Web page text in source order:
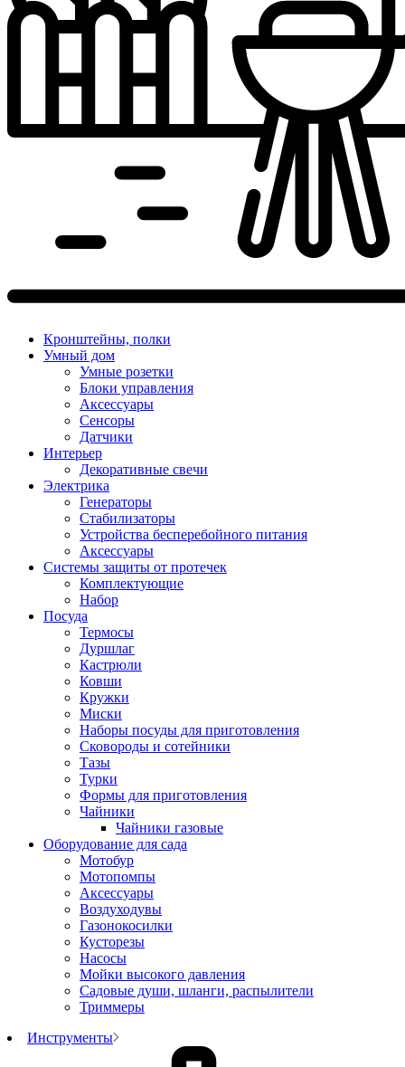
Кронштейны, полки
Умный дом
Умные розетки
Блоки управления
Аксессуары
Сенсоры
Датчики
Интерьер
Декоративные свечи
Электрика
Генераторы
Стабилизаторы
Устройства бесперебойного питания
Аксессуары
Системы защиты от протечек
Комплектующие
Набор
Посуда
Термосы
Дуршлаг
Кастрюли
Ковши
Кружки
Миски
Наборы посуды для приготовления
Сковороды и сотейники
Тазы
Турки
Формы для приготовления
Чайники
Чайники газовые
Оборудование для сада
Мотобур
Мотопомпы
Аксессуары
Воздуходувы
Газонокосилки
Кусторезы
Насосы
Мойки высокого давления
Садовые души, шланги, распылители
Триммеры
Инструменты